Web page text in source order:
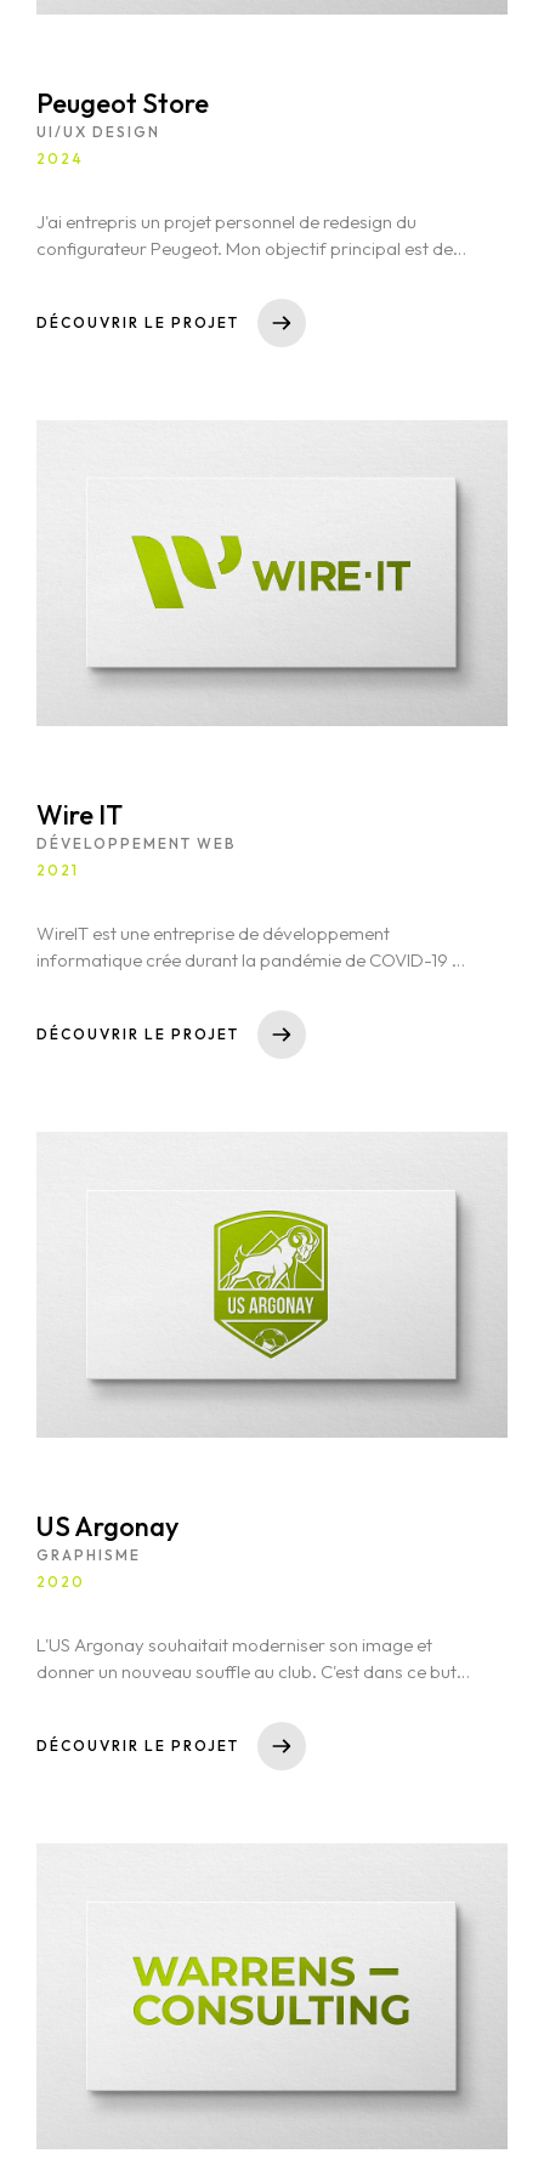
Peugeot Store
UI/UX DESIGN
2024
J'ai entrepris un projet personnel de redesign du
configurateur Peugeot. Mon objectif principal est de
vue de l'utilisateur tout en créant un rendu visuel
attrayant qui incite l'utilisateur à configurer et
commander sa voiture. Afin de voir les maquettes,
DÉCOUVRIR LE PROJET
Wire IT
DÉVELOPPEMENT WEB
2021
WireIT est une entreprise de développement
informatique crée durant la pandémie de COVID-19 à
afin de réaliser leur site internet. Mon travail a consité
à réaliser d'après une maquette fournie par le client,
une intégration la plus fidèle possible dans un site
DÉCOUVRIR LE PROJET
US Argonay
GRAPHISME
2020
L'US Argonay souhaitait moderniser son image et
donner un nouveau souffle au club. C'est dans ce but
respecterait l'histoire du club, mais qui soit moderne,
ancré en son temps, et qui permette vraiment de
DÉCOUVRIR LE PROJET